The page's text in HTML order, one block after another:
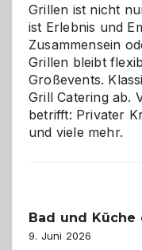
Grillen ist nicht
ist Erlebnis und
Zusammensein
Grillen bleibt
Großevents.
Grill Catering ab.
betrifft: Privater
und viele mehr.
Bad und
9. Juni 2026